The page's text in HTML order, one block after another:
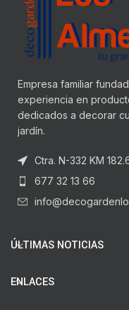
Empresa familiar
experiencia en
dedicados a decorar
jardín.
Ctra. N-332 KM
677 32 13 66
ÚLTIMAS NOTICIAS
ENLACES